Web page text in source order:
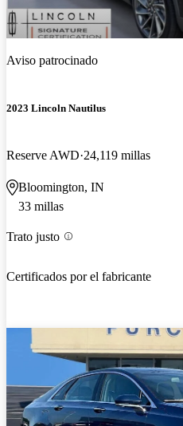
Aviso patrocinado
2023 Lincoln Nautilus
Reserve AWD 24,119 millas
Bloomington, IN
33 millas
Trato justo
Certificados por el fabricante